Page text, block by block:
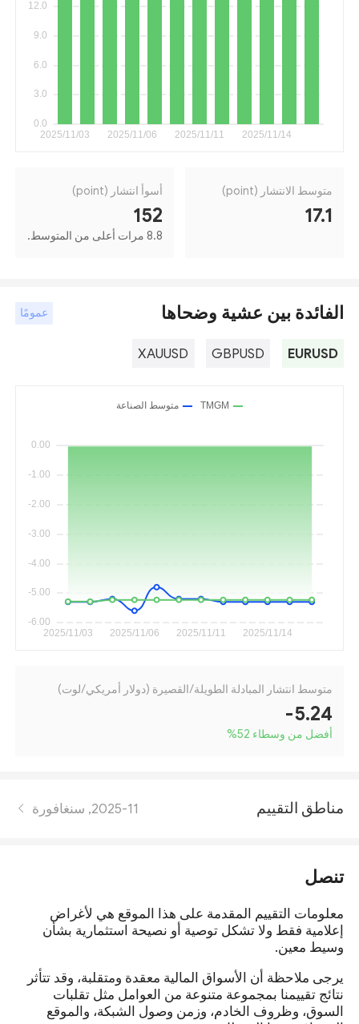
متوسط الانتشار (point)
17.1
أسوأ انتشار (point)
152
8.8 مرات أعلى من المتوسط.
الفائدة بين عشية وضحاها عمومًا
EURUSD
GBPUSD
XAUUSD
متوسط انتشار المبادلة الطويلة/القصيرة (دولار أمريكي/لوت)
-5.24
أفضل من وسطاء 52 %
مناطق التقييم 2025-11, سنغافورة
تنصل
معلومات التقييم المقدمة على هذا الموقع هي لأغراض
إعلامية فقط ولا تشكل توصية أو نصيحة استثمارية بشأن
وسيط معين.
يرجى ملاحظة أن الأسواق المالية معقدة ومتقلبة، وقد تتأثر
نتائج تقييمنا بمجموعة متنوعة من العوامل مثل تقلبات
السوق، وظروف الخادم، وزمن وصول الشبكة، والموقع